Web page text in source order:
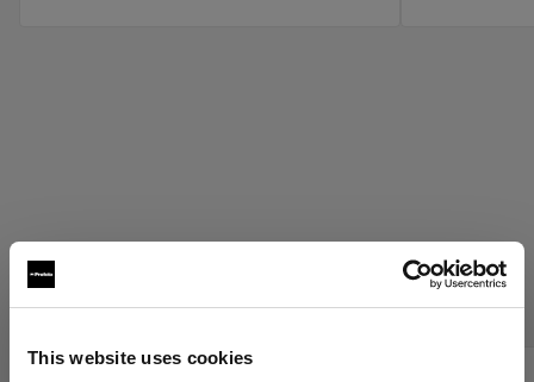
This website uses cookies
Profoto グリッド